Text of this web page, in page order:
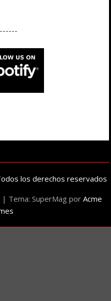
los derechos reservados
| Tema: SuperMag por Acme